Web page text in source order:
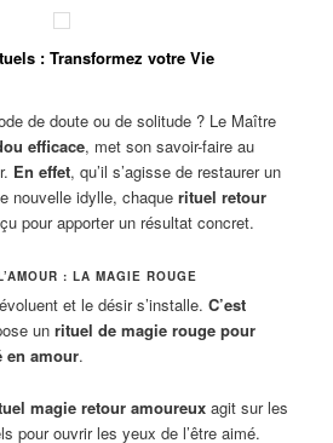
: Transformez votre Vie
de doute ou de solitude ? Le Maître
efficace, met son savoir-faire au
En effet, qu’il s’agisse de restaurer un
nouvelle idylle, chaquerituel retour
pour apporter un résultat concret.
: LA MAGIE ROUGE
et le désir s’installe.C’est
unrituel de magie rouge pour
en amour.
magie retour amoureuxagit sur les
pour ouvrir les yeux de l’être aimé.